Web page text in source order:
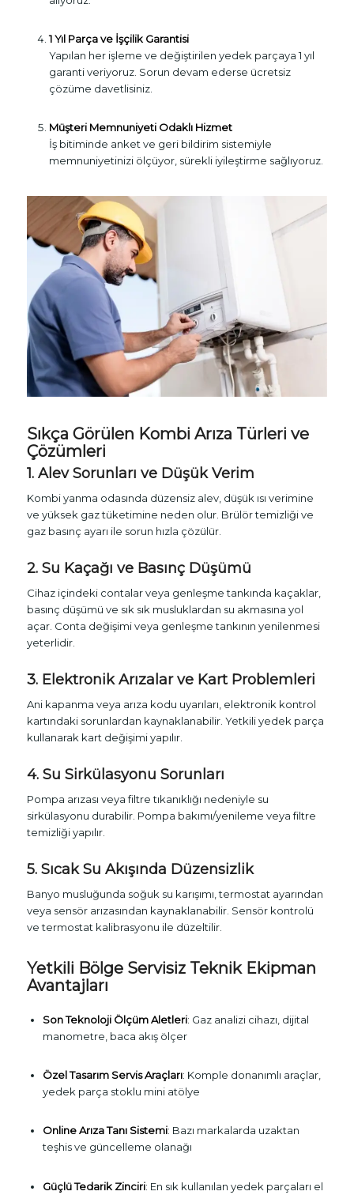
1 Yıl Parça ve İşçilik Garantisi
Yapılan her işleme ve değiştirilen yedek parçaya 1 yıl
garanti veriyoruz. Sorun devam ederse ücretsiz
çözüme davetlisiniz.
Müşteri Memnuniyeti Odaklı Hizmet
İş bitiminde anket ve geri bildirim sistemiyle
memnuniyetinizi ölçüyor, sürekli iyileştirme sağlıyoruz.
Sıkça Görülen Kombi Arıza Türleri ve
Çözümleri
1. Alev Sorunları ve Düşük Verim
Kombi yanma odasında düzensiz alev, düşük ısı verimine
ve yüksek gaz tüketimine neden olur. Brülör temizliği ve
gaz basınç ayarı ile sorun hızla çözülür.
2. Su Kaçağı ve Basınç Düşümü
Cihaz içindeki contalar veya genleşme tankında kaçaklar,
basınç düşümü ve sık sık musluklardan su akmasına yol
açar. Conta değişimi veya genleşme tankının yenilenmesi
yeterlidir.
3. Elektronik Arızalar ve Kart Problemleri
Ani kapanma veya arıza kodu uyarıları, elektronik kontrol
kartındaki sorunlardan kaynaklanabilir. Yetkili yedek parça
kullanarak kart değişimi yapılır.
4. Su Sirkülasyonu Sorunları
Pompa arızası veya filtre tıkanıklığı nedeniyle su
sirkülasyonu durabilir. Pompa bakımı/yenileme veya filtre
temizliği yapılır.
5. Sıcak Su Akışında Düzensizlik
Banyo musluğunda soğuk su karışımı, termostat ayarından
veya sensör arızasından kaynaklanabilir. Sensör kontrolü
ve termostat kalibrasyonu ile düzeltilir.
Yetkili Bölge Servisiz Teknik Ekipman
Avantajları
Son Teknoloji Ölçüm Aletleri: Gaz analizi cihazı, dijital
manometre, baca akış ölçer
Özel Tasarım Servis Araçları: Komple donanımlı araçlar,
yedek parça stoklu mini atölye
Online Arıza Tanı Sistemi: Bazı markalarda uzaktan
teşhis ve güncelleme olanağı
Güçlü Tedarik Zinciri: En sık kullanılan yedek parçaları el